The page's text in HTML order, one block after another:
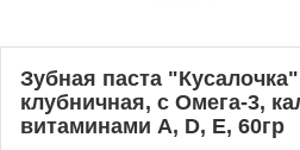
Зубная паста
клубничная, с Омега-3,
витаминами A, D, E, 60гр